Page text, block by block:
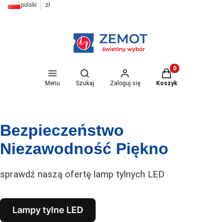
polski zł
Menu
Otwórz wyszukiwarkę
Szukaj Zaloguj się
Produkty w
Koszyk
Bezpieczeństwo
Niezawodność Piękno
sprawdź naszą ofertę lamp tylnych LED
Lampy tylne LED